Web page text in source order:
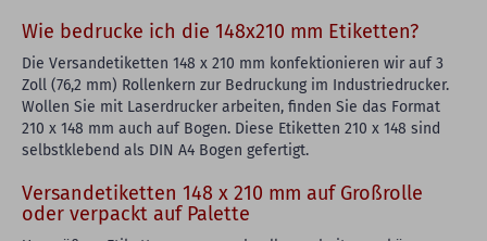
Wie bedrucke ich die 148x210 mm Etiketten?
Die Versandetiketten 148 x 210 mm konfektionieren wir auf 3
Zoll (76,2 mm) Rollenkern zur Bedruckung im Industriedrucker.
Wollen Sie mit Laserdrucker arbeiten, finden Sie das Format
210 x 148 mm auch auf Bogen. Diese Etiketten 210 x 148 sind
selbstklebend als DIN A4 Bogen gefertigt.
Versandetiketten 148 x 210 mm auf Großrolle
oder verpackt auf Palette